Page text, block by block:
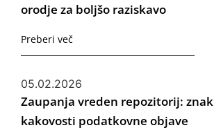
orodje za boljšo raziskavo
Preberi več
05.02.2026
Zaupanja vreden repozitorij: znak
kakovosti podatkovne objave